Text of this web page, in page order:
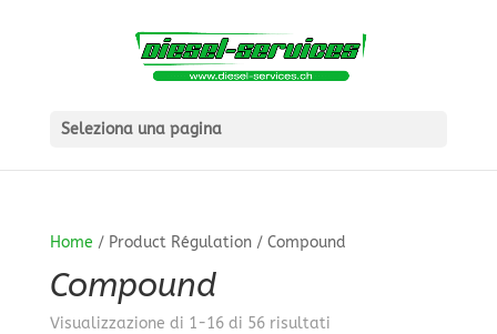
Seleziona una pagina
Home / Product Régulation / Compound
Compound
Visualizzazione di 1-16 di 56 risultatiPrezzo: